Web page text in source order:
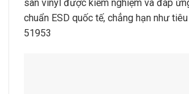
sàn vinyl được kiểm nghiệm và đáp
chuẩn ESD quốc tế, chẳng hạn như
51953